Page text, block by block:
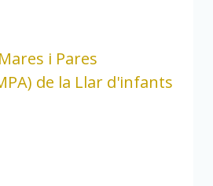
i Pares
de la Llar d'infants